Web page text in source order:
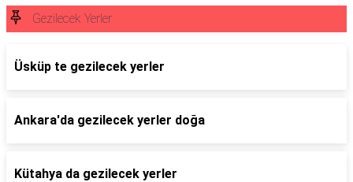
Gezilecek Yerler
Üsküp te gezilecek yerler
Ankara'da gezilecek yerler doğa
Kütahya da gezilecek yerler